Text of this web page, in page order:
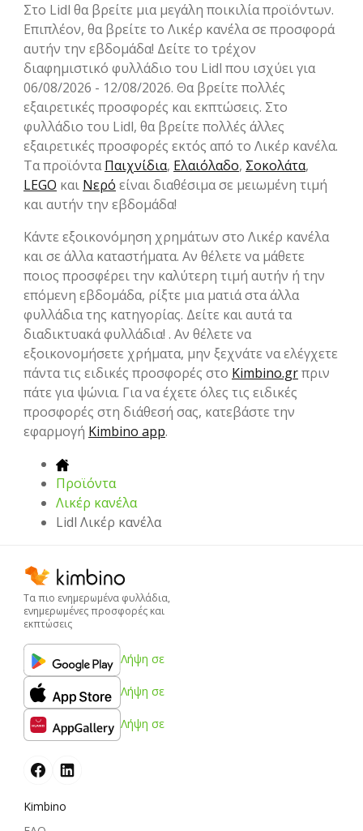
Στο Lidl θα βρείτε μια μεγάλη ποικιλία προϊόντων.
Επιπλέον, θα βρείτε το Λικέρ κανέλα σε προσφορά
αυτήν την εβδομάδα! Δείτε το τρέχον
διαφημιστικό φυλλάδιο του Lidl που ισχύει για
06/08/2026 - 12/08/2026. Θα βρείτε πολλές
εξαιρετικές προσφορές και εκπτώσεις. Στο
φυλλάδιο του Lidl, θα βρείτε πολλές άλλες
εξαιρετικές προσφορές εκτός από το Λικέρ κανέλα.
Τα προϊόνταΠαιχνίδια, Ελαιόλαδο, Σοκολάτα,
LEGO και Νερό είναι διαθέσιμα σε μειωμένη τιμή
και αυτήν την εβδομάδα!
Κάντε εξοικονόμηση χρημάτων στο Λικέρ κανέλα
και σε άλλα καταστήματα. Αν θέλετε να μάθετε
ποιος προσφέρει την καλύτερη τιμή αυτήν ή την
επόμενη εβδομάδα, ρίξτε μια ματιά στα άλλα
φυλλάδια της κατηγορίας. Δείτε και αυτά τα
διαδικτυακά φυλλάδια! . Αν θέλετε να
εξοικονομήσετε χρήματα, μην ξεχνάτε να ελέγχετε
πάντα τις ειδικές προσφορές στο Kimbino.grπριν
πάτε για ψώνια. Για να έχετε όλες τις ειδικές
προσφορές στη διάθεσή σας, κατεβάστε την
εφαρμογή Kimbino app.
Προϊόντα
Λικέρ κανέλα
Lidl Λικέρ κανέλα
Τα πιο ενημερωμένα φυλλάδια,
ενημερωμένες προσφορές και
εκπτώσεις
Λήψη σε
Λήψη σε
Λήψη σε
Kimbino